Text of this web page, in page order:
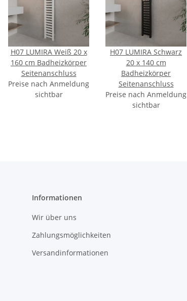
H07 LUMIRA Weiß 20 x
160 cm Badheizkörper
Seitenanschluss
Preise nach Anmeldung
sichtbar
H07 LUMIRA Schwarz
20 x 140 cm
Badheizkörper
Seitenanschluss
Preise nach Anmeldung
sichtbar
Informationen
Wir über uns
Zahlungsmöglichkeiten
Versandinformationen